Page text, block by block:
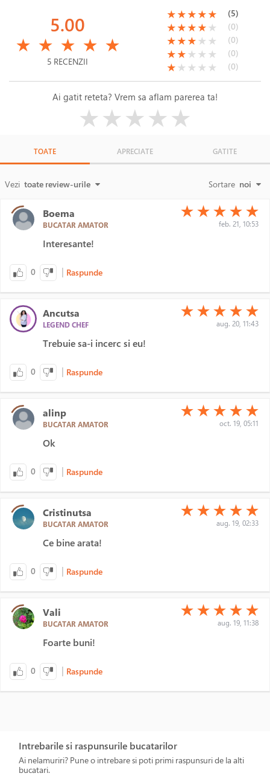
5.00
★ ★ ★ ★ ★
5 RECENZII
(*)
★(*)
★(*)
★(*)
★(*)
★ (5)
(*)
★(*)
★(*)
★(*)
★( )
★ (0)
(*)
★(*)
★(*)
★( )
★ ( )
★ (0)
(*)
★(*)
★( )
★ ( )
★ ( )
★ (0)
(*)
★( )
★ ( )
★ ( )
★ ( )
★ (0)
Ai gatit reteta? Vrem sa aflam parerea ta!
★★★★★
TOATE APRECIATE GATITE
Vezi toate review-urile Sortare noi
Boema
BUCATAR AMATOR
(*)
★ (*)
★ (*)
★ (*)
★ (*)
★
feb. 21, 10:53
Interesante!
0 | Raspunde
Ancutsa
LEGEND CHEF
(*)
★ (*)
★ (*)
★ (*)
★ (*)
★
aug. 20, 11:43
Trebuie sa-i incerc si eu!
0 | Raspunde
alinp
BUCATAR AMATOR
(*)
★ (*)
★ (*)
★ (*)
★ (*)
★
oct. 19, 05:11
Ok
0 | Raspunde
Cristinutsa
BUCATAR AMATOR
(*)
★ (*)
★ (*)
★ (*)
★ (*)
★
aug. 19, 02:33
Ce bine arata!
0 | Raspunde
Vali
BUCATAR AMATOR
(*)
★ (*)
★ (*)
★ (*)
★ (*)
★
aug. 19, 11:38
Foarte buni!
0 | Raspunde
Intrebarile si raspunsurile bucatarilor
Ai nelamuriri? Pune o intrebare si poti primi raspunsuri de la alti
bucatari.